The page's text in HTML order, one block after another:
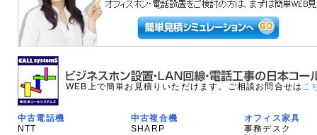
WEB上で簡単お見積りいただけます。ご相談お問合せは こ
中古電話機
NTT
中古複合機
SHARP
オフィス家具
事務デスク